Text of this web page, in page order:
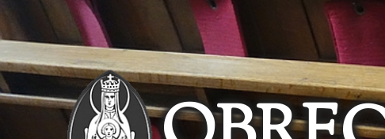
Skip
content